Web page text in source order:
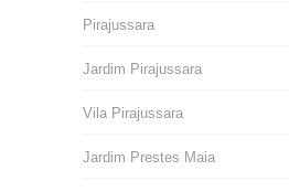
Pirajussara
Jardim Pirajussara
Vila Pirajussara
Jardim Prestes Maia